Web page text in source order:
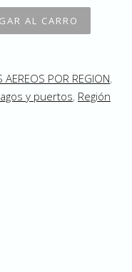
AEREOS POR REGION,
y puertos, Región